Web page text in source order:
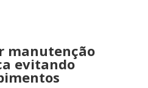
manutenção
evitando